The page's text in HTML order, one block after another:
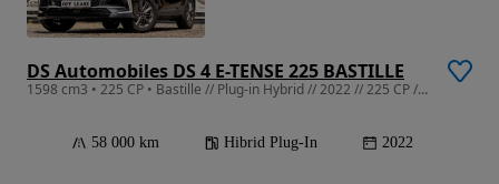
DS Automobiles DS 4 E-TENSE 225 BASTILLE
1598 cm3 • 225 CP • Bastille // Plug-in Hybrid // 2022 // 225 CP // Automată //
58 000 km Hibrid Plug-In 2022